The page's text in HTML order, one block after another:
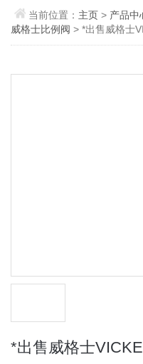
当前位置： 主页> 产品中
威格士比例阀 > *出售威格士
*出售威格士